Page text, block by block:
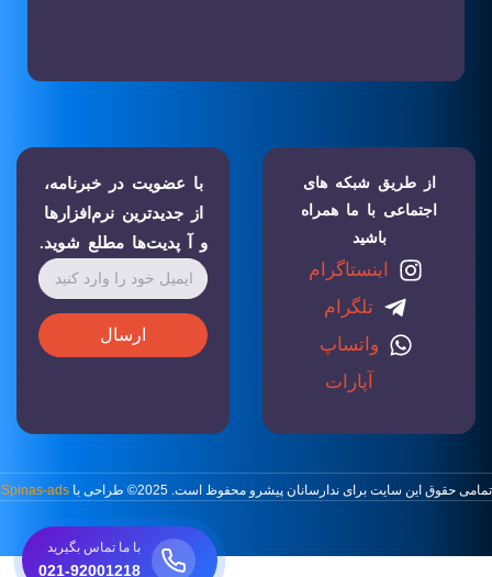
با ما تماس بگیرید
021-92001218
از طریق شبکه های
اجتماعی با ما همراه
باشید
اینستاگرام
تلگرام
واتساپ
آپارات
با عضویت در خبرنامه،
از جدیدترین نرم‌افزارها
و آ پدیت‌ها مطلع شوید.
ارسال
تمامی حقوق این سایت برای ندارسانان پیشرو محفوظ است. 2025© طراحی با Spinas-ads